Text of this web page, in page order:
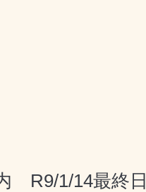
R9/1/14最終日